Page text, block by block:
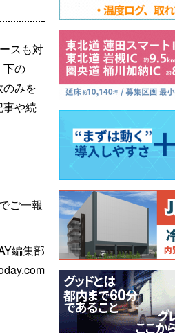
スも対
下の
のみを
事や続
ご一報
編集部